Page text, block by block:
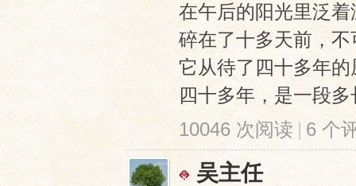
在午后的阳光里泛
碎在了十多天前，
它从待了四十多年
四十多年，是一段
10046 次阅读 | 6 个
吴主任